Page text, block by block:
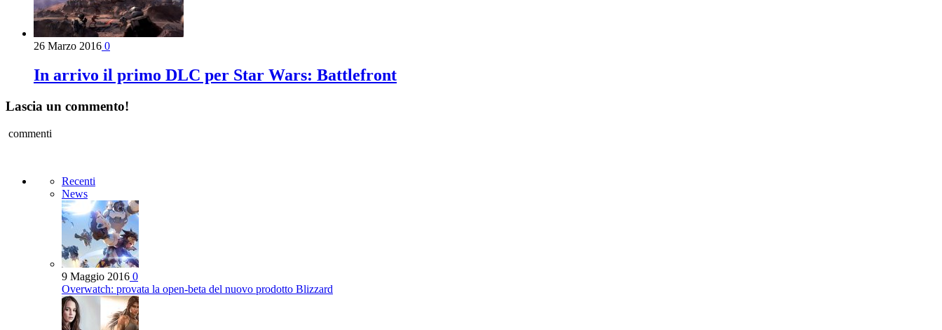
26 Marzo 2016 0
In arrivo il primo DLC per Star Wars: Battlefront
Lascia un commento!
commenti
Recenti
News
9 Maggio 2016 0
Overwatch: provata la open-beta del nuovo prodotto Blizzard